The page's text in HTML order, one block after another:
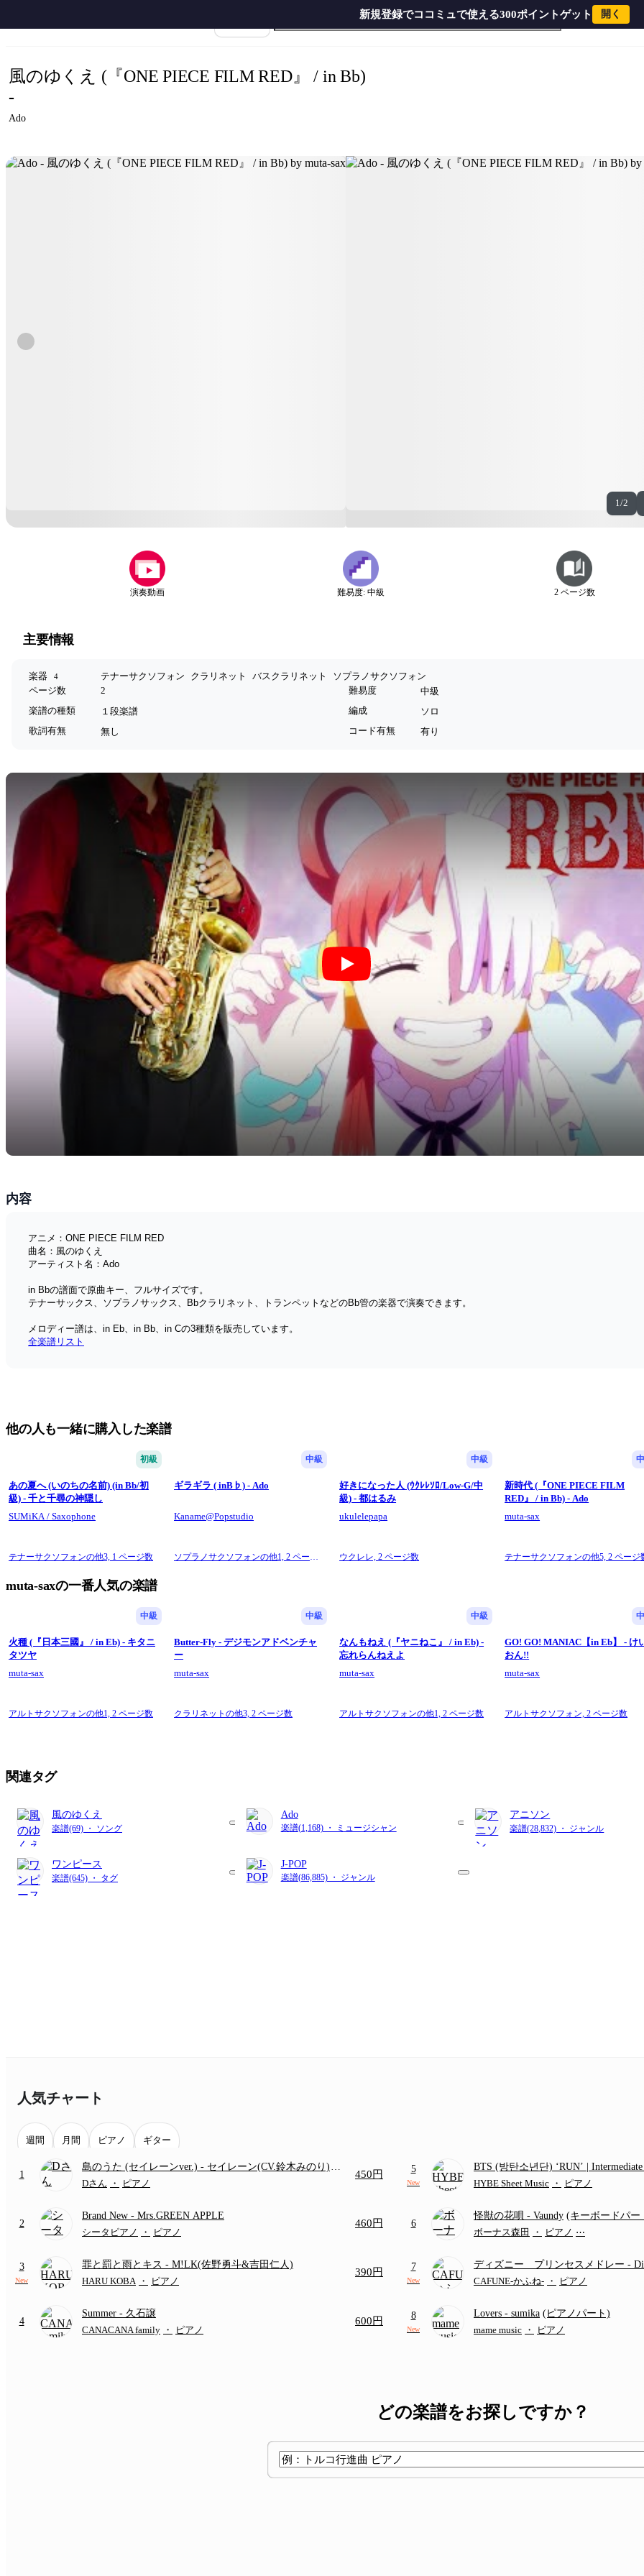
新規登録でココミュで使える300ポイントゲット 開く
Ado - 風のゆくえ (『ONE PIECE FILM RED』 / in Bb) by muta-sax
風のゆくえ (『ONE PIECE FILM RED』 / in Bb) - Ado
1/2
風のゆくえ (『ONE PIECE FILM RED』 / in Bb)
-
Ado
演奏動画 難易度: 中級 2 ページ数
主要情報
楽器 4 テナーサクソフォン クラリネット バスクラリネット
ソプラノサクソフォン
ページ数
2 難易度
中級
楽譜の種類
１段楽譜 編成
ソロ
歌詞有無
無し コード有無 有り
内容
アニメ：ONE PIECE FILM RED
曲名：風のゆくえ
アーティスト名：Ado
in Bbの譜面で原曲キー、フルサイズです。
テナーサックス、ソプラノサックス、Bbクラリネット、トランペットなどのBb管の楽器で演奏できます。
メロディー譜は、in Eb、in Bb、in Cの3種類を販売しています。
全楽譜リスト
他の人も一緒に購入した楽譜
初級
あの夏へ (いのちの名前) (in Bb/初
級) - 千と千尋の神隠し
SUMiKA / Saxophone
テナーサクソフォンの他3, 1 ページ数
中級
ギラギラ ( inB♭) - Ado
Kaname@Popstudio
ソプラノサクソフォンの他1,2 ページ
中級
好きになった人 (ｳｸﾚﾚｿﾛ/Low-G/中
級) - 都はるみ
ukulelepapa
ウクレレ,2 ページ数
新時代 (『ONE PIECE FILM
RED』 / in Bb) - Ado
muta-sax
テナーサクソフォンの他5,2 ページ
muta-saxの一番人気の楽譜
中級
火種 (『日本三國』 / in Eb) - キタニ
タツヤ
muta-sax
アルトサクソフォンの他1, 2 ページ数
中級
Butter-Fly - デジモンアドベンチャ
ー
muta-sax
クラリネットの他3,2 ページ数
中級
なんもねえ (『ヤニねこ』 / in Eb) -
忘れらんねえよ
muta-sax
アルトサクソフォンの他1,2 ページ数
GO! GO! MANIAC【in Eb】 - け
おん!!
muta-sax
アルトサクソフォン,2 ページ数
関連タグ
風のゆくえ
楽譜(69) ・ ソング
Ado
楽譜(1,168) ・ ミュージシャン
アニソン
楽譜(28,832) ・ ジャンル
ワンピース
楽譜(645) ・ タグ
J-POP
楽譜(86,885) ・ ジャンル
人気チャート
週間 月間 ピアノ ギター
1
島のうた (セイレーンver.) - セイレーン(CV.鈴木みのり)
(難易度:★★★★☆/歌詞・コード・ペダル付き/『映画ち
Dさん ・ ピアノ
450円
2
Brand New - Mrs.GREEN APPLE
シータピアノ
・ ピアノ
460円
3
New
罪と罰と雨とキス - M!LK(佐野勇斗&吉田仁人)
HARU KOBA
・ ピアノ
390円
4
Summer - 久石譲
CANACANA family ・ ピアノ
600円
5
New
BTS (방탄소년단) ‘RUN’ | Intermediate
HYBE Sheet Music ・ ピアノ
6
怪獣の花唄 - Vaundy (キーボードパー
ボーナス森田
・ ピアノ ⋯
7
New
ディズニー プリンセスメドレー -
ディズニー/Disney/メドレー/コード有)
CAFUNE-かふね- ・ ピアノ
8
New
Lovers - sumika (ピアノパート)
mame music ・ ピアノ
どの楽譜をお探しですか？